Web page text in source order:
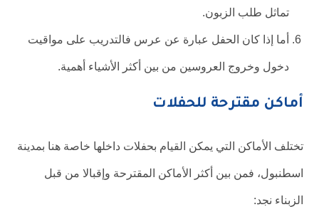
تماثل طلب الزبون.
أما إذا كان الحفل عبارة عن عرس فالتدريب على مواقيت
دخول وخروج العروسين من بين أكثر الأشياء أهمية.
أماكن مقترحة للحفلات
تختلف الأماكن التي يمكن القيام بحفلات داخلها خاصة هنا بمدينة
اسطنبول، فمن بين أكثر الأماكن المقترحة وإقبالا من قبل
الزبناء نجد: